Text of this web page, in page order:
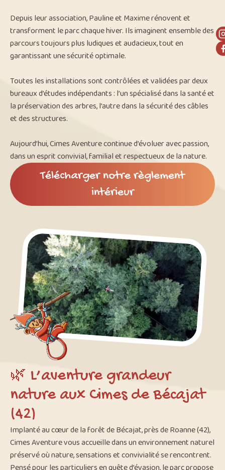
Depuis leur association, Pauline et Maxime rénovent et
transforment le parc chaque hiver. Ils imaginent ensemble des
parcours toujours plus ludiques et audacieux, tout en
garantissant une sécurité optimale.
Toutes les installations sont contrôlées et validées par deux
bureaux d’études indépendants : l’un spécialisé dans la santé et
la préservation des arbres, l’autre dans la sécurité des câbles
et des structures.
Aujourd’hui, Cimes Aventure continue d’évoluer avec passion,
dans un esprit convivial, familial et respectueux de la nature.
Télécharger notre règlement
intérieur
🌿 L’aventure grandeur
nature aux Cimes de Bécajat
(42)
Implanté au cœur de la forêt de Bécajat, près de Roanne (42),
Cimes Aventure vous accueille dans un environnement naturel
préservé où nature, sensations et convivialité se rencontrent.